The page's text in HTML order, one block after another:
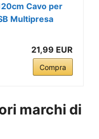
Cavo per
Multipresa
21,99 EUR
Compra
marchi di